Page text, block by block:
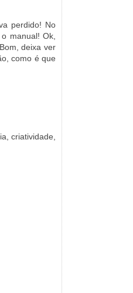
perdido! No
manual! Ok,
deixa ver
como é que
criatividade,